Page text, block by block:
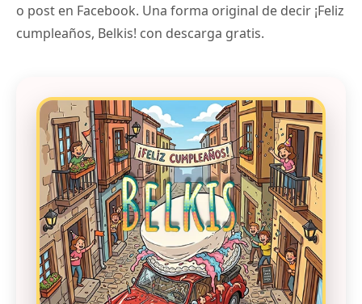
o post en Facebook. Una forma original de decir ¡Feliz
cumpleaños, Belkis! con descarga gratis.